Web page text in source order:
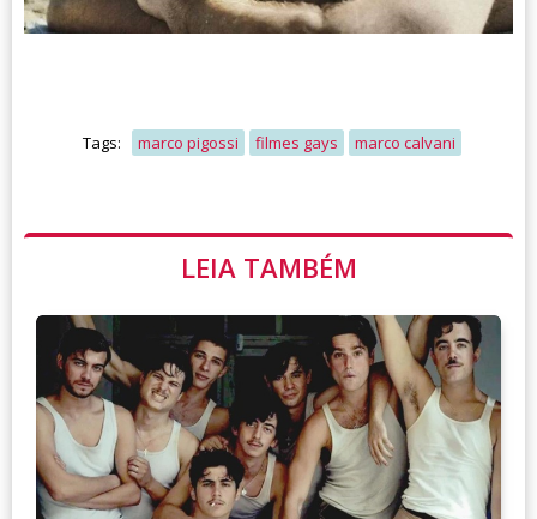
Tags: marco pigossi filmes gays marco calvani
LEIA TAMBÉM